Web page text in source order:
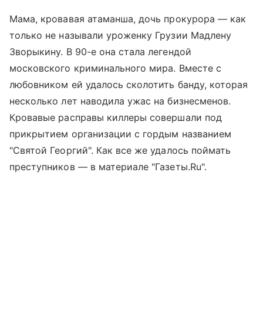
Мама, кровавая атаманша, дочь прокурора — как
только не называли уроженку Грузии Мадлену
Зворыкину. В 90-е она стала легендой
московского криминального мира. Вместе с
любовником ей удалось сколотить банду, которая
несколько лет наводила ужас на бизнесменов.
Кровавые расправы киллеры совершали под
прикрытием организации с гордым названием
"Святой Георгий". Как все же удалось поймать
преступников — в материале "Газеты.Ru".